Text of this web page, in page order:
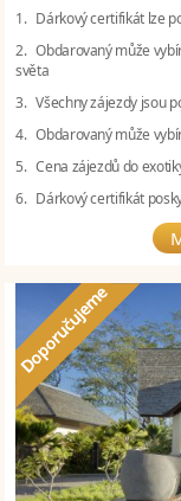
1. Dárkový certifikát lze
2. Obdarovaný může
světa
3. Všechny zájezdy jsou
4. Obdarovaný může
5. Cena zájezdů do
6. Dárkový certifikát